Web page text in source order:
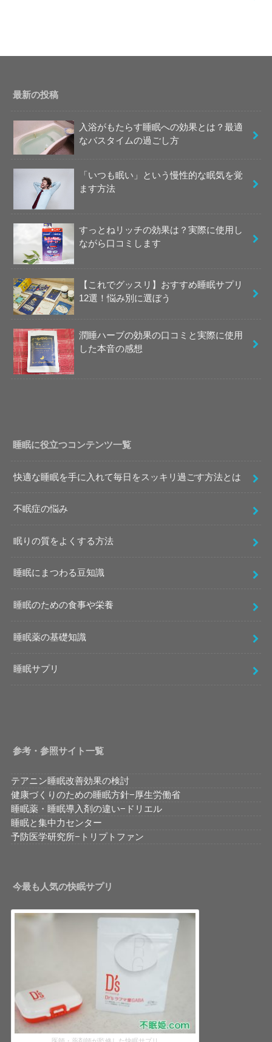
最新の投稿
入浴がもたらす睡眠への効果とは？最適
なバスタイムの過ごし方
「いつも眠い」という慢性的な眠気を覚
ます方法
すっとねリッチの効果は？実際に使用し
ながら口コミします
【これでグッスリ】おすすめ睡眠サプリ
12選！悩み別に選ぼう
潤睡ハーブの効果の口コミと実際に使用
した本音の感想
睡眠に役立つコンテンツ一覧
快適な睡眠を手に入れて毎日をスッキリ過ごす方法とは
不眠症の悩み
眠りの質をよくする方法
睡眠にまつわる豆知識
睡眠のための食事や栄養
睡眠薬の基礎知識
睡眠サプリ
参考・参照サイト一覧
テアニン睡眠改善効果の検討
健康づくりのための睡眠方針−厚生労働省
睡眠薬・睡眠導入剤の違い−ドリエル
睡眠と集中力センター
予防医学研究所−トリプトファン
今最も人気の快眠サプリ